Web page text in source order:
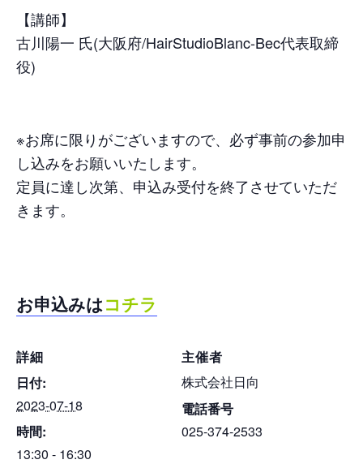
【講師】
古川陽一 氏(大阪府/HairStudioBlanc-Bec代表取締
役)
※お席に限りがございますので、必ず事前の参加申
し込みをお願いいたします。
定員に達し次第、申込み受付を終了させていただ
きます。
お申込みはコチラ
詳細
日付:
2023-07-18
時間:
13:30 - 16:30
主催者
株式会社日向
電話番号
025-374-2533